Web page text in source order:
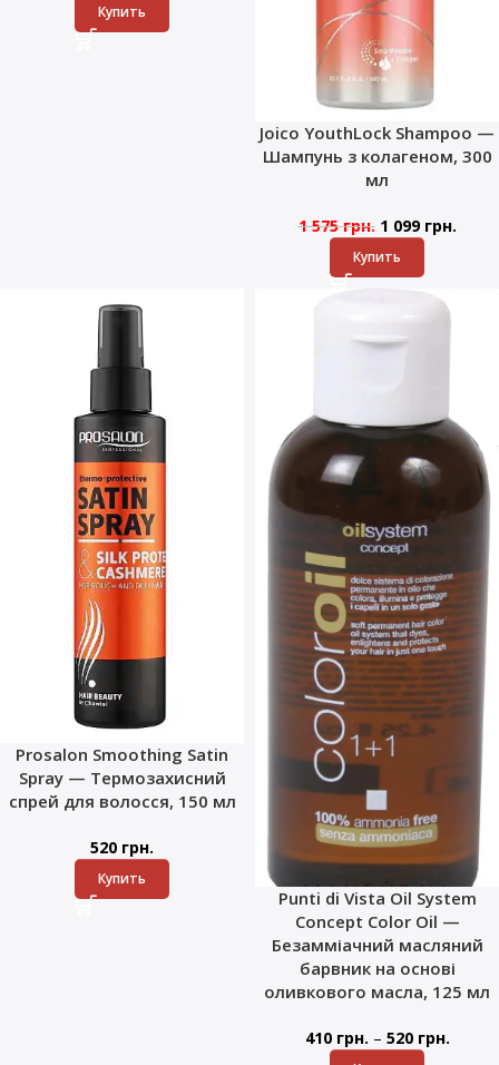
Купить
Joico YouthLock Shampoo —
Шампунь з колагеном, 300
мл
1 575грн. 1 099 грн.
Купить
Prosalon Smoothing Satin
Spray — Термозахисний
спрей для волосся, 150 мл
520 грн.
Купить
Punti di Vista Oil System
Concept Color Oil —
Безамміачний масляний
барвник на основі
оливкового масла, 125 мл
410 грн. – 520 грн.